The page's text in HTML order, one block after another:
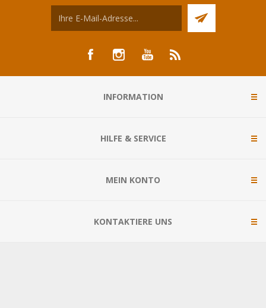
INFORMATION
HILFE & SERVICE
MEIN KONTO
KONTAKTIERE UNS